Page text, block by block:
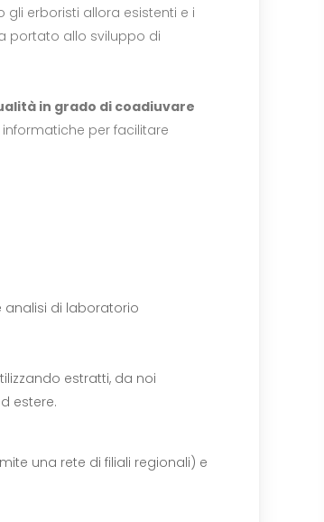
erboristi allora esistenti e i
portato allo sviluppo di
in grado di coadiuvare
per facilitare
di laboratorio
estratti, da noi
estere.
una rete di filiali regionali) e